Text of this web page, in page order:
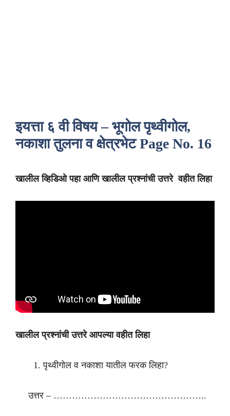
इयत्ता ६ वी विषय – भूगोल पृथ्वीगोल,
नकाशा तुलना व क्षेत्रभेट Page No. 16
खालील व्हिडिओ पहा आणि खालील प्रश्नांची उत्तरे वहीत लिहा
खालील प्रश्नांची उत्तरे आपल्या वहीत लिहा
पृथ्वीगोल व नकाशा यातील फरक लिहा?
उत्तर – …………………………………………..